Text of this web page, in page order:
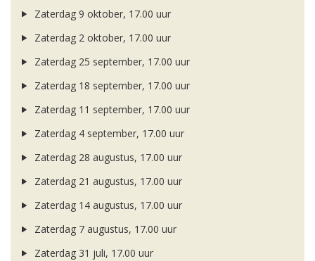
Zaterdag 9 oktober, 17.00 uur
Zaterdag 2 oktober, 17.00 uur
Zaterdag 25 september, 17.00 uur
Zaterdag 18 september, 17.00 uur
Zaterdag 11 september, 17.00 uur
Zaterdag 4 september, 17.00 uur
Zaterdag 28 augustus, 17.00 uur
Zaterdag 21 augustus, 17.00 uur
Zaterdag 14 augustus, 17.00 uur
Zaterdag 7 augustus, 17.00 uur
Zaterdag 31 juli, 17.00 uur